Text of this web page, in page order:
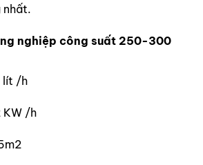
nhất.
nghiệp công suất 250-300
lít /h
KW /h